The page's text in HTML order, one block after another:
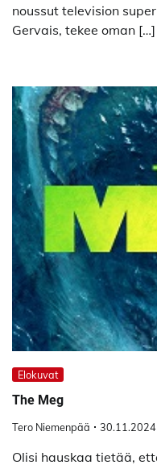
noussut television
Gervais, tekee oman […]
Elokuvat
The Meg
Tero Niemenpää 30.11.2024
Olisi hauskaa tietää,